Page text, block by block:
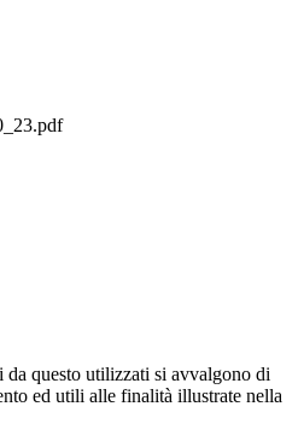
questo utilizzati si avvalgono di
ed utili alle finalità illustrate nella